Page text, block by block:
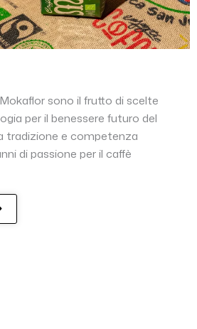
sono il frutto di scelte
per il benessere futuro del
tradizione e competenza
di passione per il caffè